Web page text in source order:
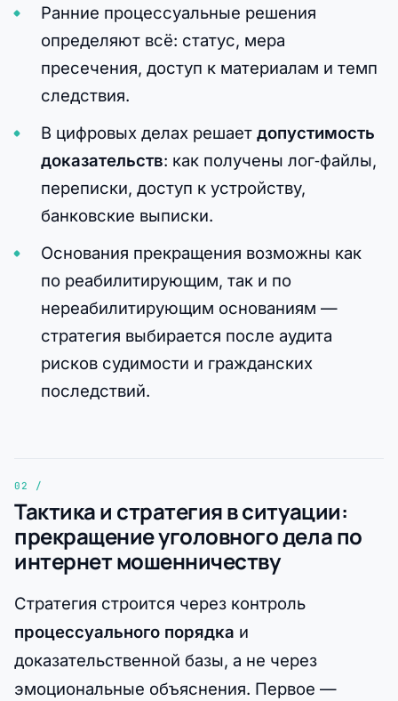
Ранние процессуальные решения
определяют всё: статус, мера
пресечения, доступ к материалам и темп
следствия.
В цифровых делах решает допустимость
доказательств: как получены лог‑файлы,
переписки, доступ к устройству,
банковские выписки.
Основания прекращения возможны как
по реабилитирующим, так и по
нереабилитирующим основаниям —
стратегия выбирается после аудита
рисков судимости и гражданских
последствий.
Тактика и стратегия в ситуации:
прекращение уголовного дела по
интернет мошенничеству
Стратегия строится через контроль
процессуального порядка и
доказательственной базы, а не через
эмоциональные объяснения. Первое —